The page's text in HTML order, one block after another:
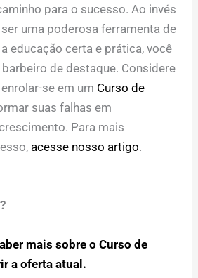
para o sucesso. Ao invés
uma poderosa ferramenta de
educação certa e prática, você
de destaque. Considere
se em um Curso de
suas falhas em
Para mais
acesse nosso artigo.
mais sobre o Curso de
a oferta atual.